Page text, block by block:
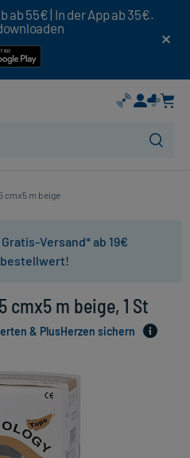
ab 55€ | In der App ab 35€.
cmx5 m beige
Gratis-Versand* ab 19€
cmx5 m beige, 1 St
& PlusHerzen sichern